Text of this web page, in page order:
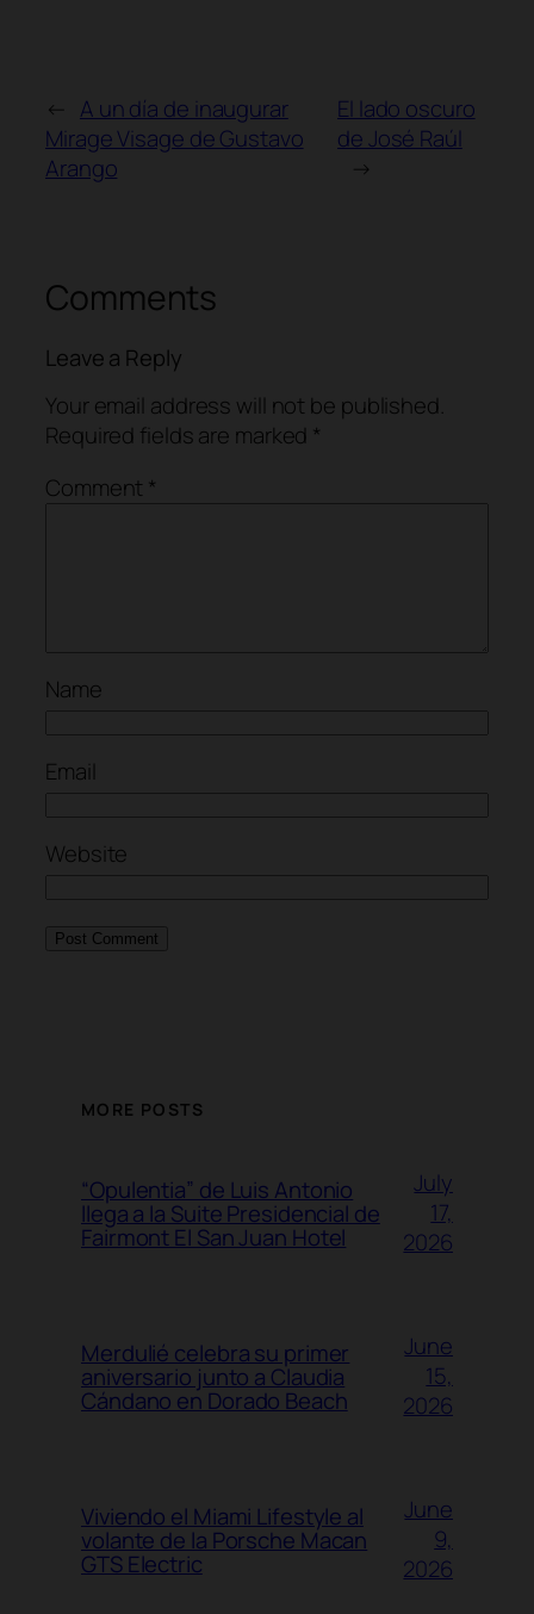
←
A un día de inaugurar
Mirage Visage de Gustavo
Arango
El lado oscuro
de José Raúl
→
Comments
Leave a Reply
Your email address will not be published.
Required fields are marked *
Comment *
Name
Email
Website
MORE POSTS
“Opulentia” de Luis Antonio
llega a la Suite Presidencial de
Fairmont El San Juan Hotel
July
17,
2026
Merdulié celebra su primer
aniversario junto a Claudia
Cándano en Dorado Beach
June
15,
2026
Viviendo el Miami Lifestyle al
volante de la Porsche Macan
GTS Electric
June
9,
2026